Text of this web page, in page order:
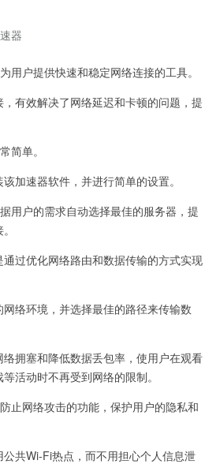
器
户提供快速和稳定网络连接的工具。
有效解决了网络延迟和卡顿的问题，提
单。
速器软件，并进行简单的设置。
户的需求自动选择最佳的服务器，提
过优化网络路由和数据传输的方式实现
络环境，并选择最佳的路径来传输数
拥塞和降低数据丢包率，使用户在观看
活动时不再受到网络的限制。
网络攻击的功能，保护用户的隐私和
共Wi-Fi热点，而不用担心个人信息泄